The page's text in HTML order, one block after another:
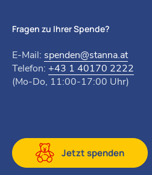
Fragen zu Ihrer Spende?
E-Mail: spenden@stanna.at
Telefon: +43 1 40170 2222
(Mo-Do, 11:00-17:00 Uhr)
Jetzt spenden